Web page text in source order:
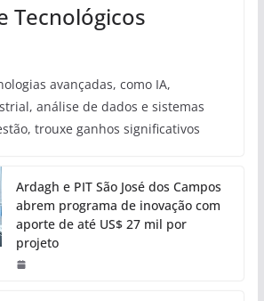
Tecnológicos
avançadas, como IA,
análise de dados e sistemas
trouxe ganhos significativos
Ardagh e PIT São José dos Campos
abrem programa de inovação com
aporte de até US$ 27 mil por
projeto